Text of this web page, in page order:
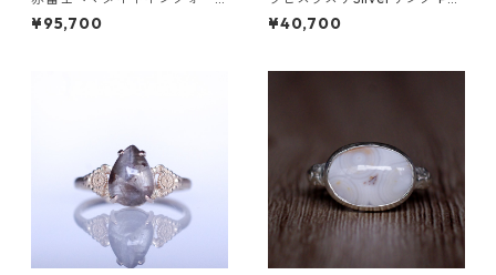
ツK10リング DAHMA(ダーマ)
[D052]
¥95,700
O(パオ）[P002]
¥40,700